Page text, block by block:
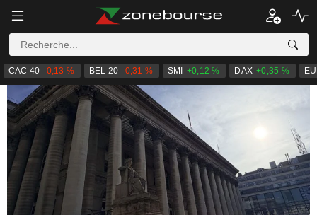
CAC 40 -0,13 % BEL 20 -0,31 % SMI +0,12 % DAX +0,35 %